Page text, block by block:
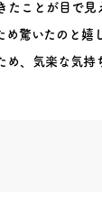
たことが目で見
め驚いたのと嬉
め、気楽な気持